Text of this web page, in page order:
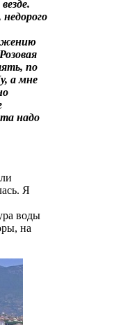
по
а мне
надо
Я
воды
нa